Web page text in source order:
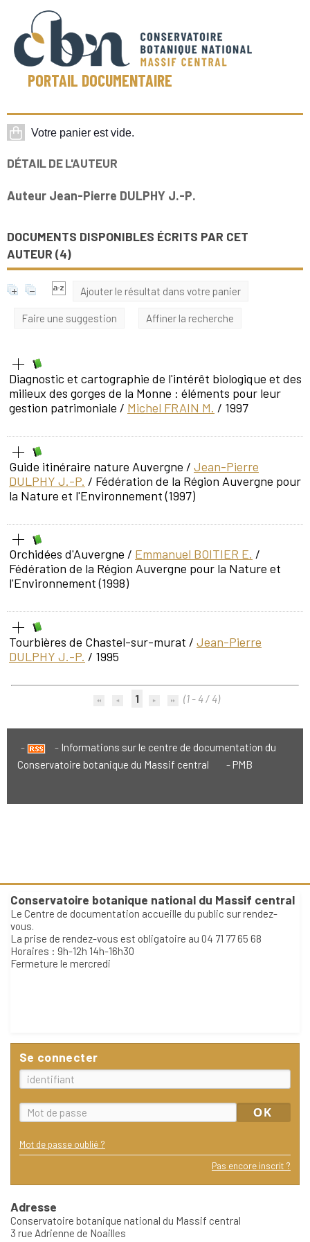
PORTAIL DOCUMENTAIRE
DÉTAIL DE L'AUTEUR
Auteur Jean-Pierre DULPHY J.-P.
DOCUMENTS DISPONIBLES ÉCRITS PAR CET
AUTEUR (4)
Ajouter le résultat dans votre panier
Faire une suggestion Affiner la recherche
Diagnostic et cartographie de l'intérêt biologique et des
milieux des gorges de la Monne : éléments pour leur
gestion patrimoniale / Michel FRAIN M. / 1997
Guide itinéraire nature Auvergne / Jean-Pierre
DULPHY J.-P. / Fédération de la Région Auvergne pour
la Nature et l'Environnement (1997)
Orchidées d'Auvergne / Emmanuel BOITIER E. /
Fédération de la Région Auvergne pour la Nature et
l'Environnement (1998)
Tourbières de Chastel-sur-murat / Jean-Pierre
DULPHY J.-P. / 1995
1 (1 - 4 / 4)
Informations sur le centre de documentation du
Conservatoire botanique du Massif central
PMB
Conservatoire botanique national du Massif central
Le Centre de documentation accueille du public sur rendez-
vous.
La prise de rendez-vous est obligatoire au 04 71 77 65 68
Horaires : 9h-12h 14h-16h30
Fermeture le mercredi
Se connecter
Mot de passe oublié ?
Pas encore inscrit ?
Adresse
Conservatoire botanique national du Massif central
3 rue Adrienne de Noailles